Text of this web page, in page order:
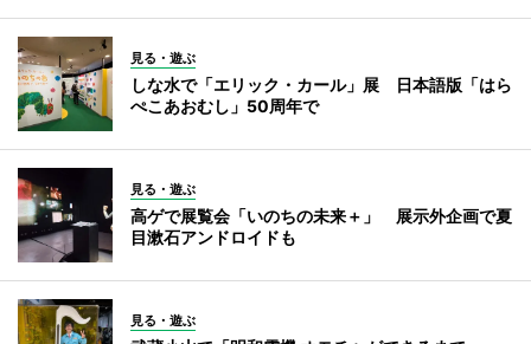
見る・遊ぶ
しな水で「エリック・カール」展 日本語版「はら
ぺこあおむし」50周年で
見る・遊ぶ
高ゲで展覧会「いのちの未来＋」 展示外企画で夏
目漱石アンドロイドも
見る・遊ぶ